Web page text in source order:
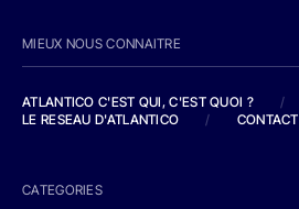
MIEUX NOUS CONNAITRE
ATLANTICO C'EST QUI, C'EST QUOI ?
/
LE RESEAU D'ATLANTICO
/ CONTACT
CATEGORIES